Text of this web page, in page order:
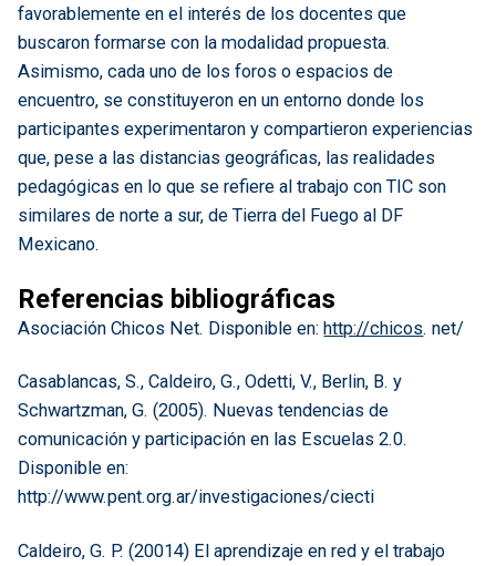
favorablemente en el interés de los docentes que
buscaron formarse con la modalidad propuesta.
Asimismo, cada uno de los foros o espacios de
encuentro, se constituyeron en un entorno donde los
participantes experimentaron y compartieron experiencias
que, pese a las distancias geográficas, las realidades
pedagógicas en lo que se refiere al trabajo con TIC son
similares de norte a sur, de Tierra del Fuego al DF
Mexicano.
Referencias bibliográficas
Asociación Chicos Net. Disponible en: http://chicos. net/
Casablancas, S., Caldeiro, G., Odetti, V., Berlin, B. y
Schwartzman, G. (2005). Nuevas tendencias de
comunicación y participación en las Escuelas 2.0.
Disponible en:
http://www.pent.org.ar/investigaciones/ciecti
Caldeiro, G. P. (20014) El aprendizaje en red y el trabajo